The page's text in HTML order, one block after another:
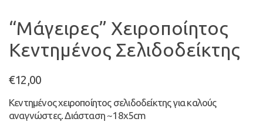
“Μάγειρες” Χειροποίητος
Κεντημένος Σελιδοδείκτης
€12,00
Κεντημένος χειροποίητος σελιδοδείκτης για καλούς
αναγνώστες. Διάσταση ~18x5cm